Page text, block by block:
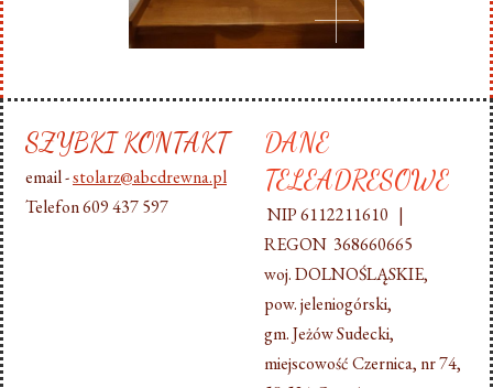
SZYBKI KONTAKT
email -stolarz@abcdrewna.pl
Telefon 609 437 597
DANE
TELEADRESOWE
NIP 6112211610 |
REGON 368660665
woj. DOLNOŚLĄSKIE,
pow. jeleniogórski,
gm. Jeżów Sudecki,
miejscowość Czernica, nr 74,